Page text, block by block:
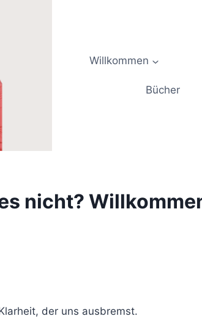
Willkommen
Bücher
nicht?
der uns ausbremst.